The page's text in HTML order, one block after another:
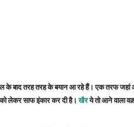
के बाद तरह तरह के बयान आ रहे हैं। एक तरफ जहां
लेकर साफ इंकार कर दी है।खैरये तो आने वाला